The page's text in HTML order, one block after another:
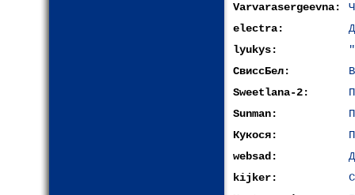
Varvarasergeevna:
electra:
lyukys:
СвиссБел:
Sweetlana-2:
Sunman:
Кукося:
websad:
kijkеr: